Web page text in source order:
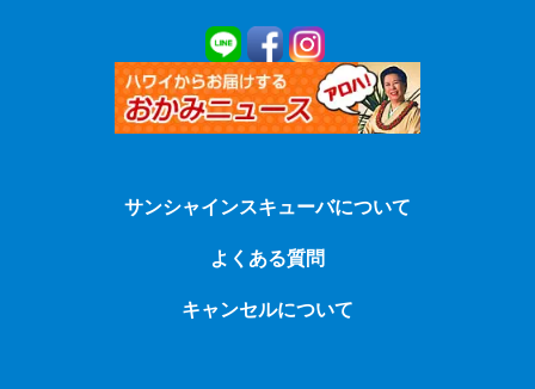
サンシャインスキューバについて
よくある質問
キャンセルについて